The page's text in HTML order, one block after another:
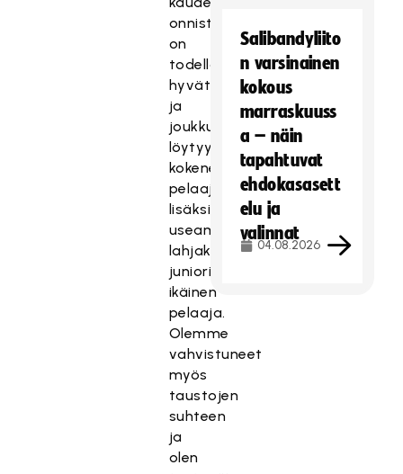
onnistumiselle
on
todella
hyvät
ja
joukkueesta
löytyy
kokeneiden
pelaajien
lisäksi
useampi
lahjakas
juniori-
ikäinen
pelaaja.
Olemme
vahvistuneet
myös
taustojen
suhteen
ja
olen
Salibandyliito
n varsinainen
kokous
marraskuuss
a – näin
tapahtuvat
ehdokasasett
elu ja
valinnat
04.08.2026